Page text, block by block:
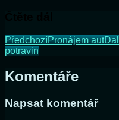
PředchozíPronájem aut
potravin
Komentáře
Napsat komentář